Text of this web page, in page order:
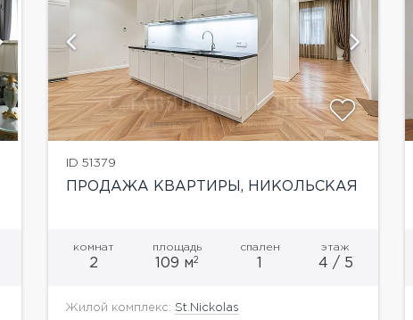
ID 51379
ПРОДАЖА КВАРТИРЫ, НИКОЛЬСКАЯ
комнат
2
площадь
109 м2
спален этаж
4 / 5
Жилой комплекс: St.Nickolas
показать ещё 5 фотографий